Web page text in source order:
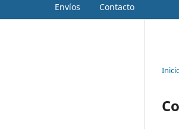
Envíos Contacto